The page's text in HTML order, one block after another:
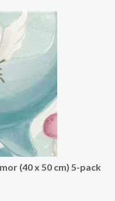
(40 x 50 cm) 5-pack